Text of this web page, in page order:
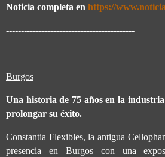
Noticia completa en https://
-------------------------------------------
Burgos
Una historia de 75 años en la
prolongar su éxito.
Constantia Flexibles, la antigua
presencia en Burgos con una